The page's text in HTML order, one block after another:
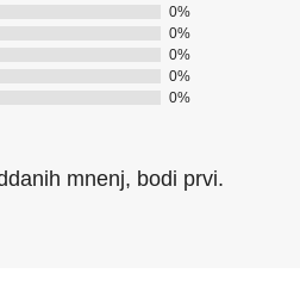
0%
0%
0%
0%
0%
mnenj, bodi prvi.